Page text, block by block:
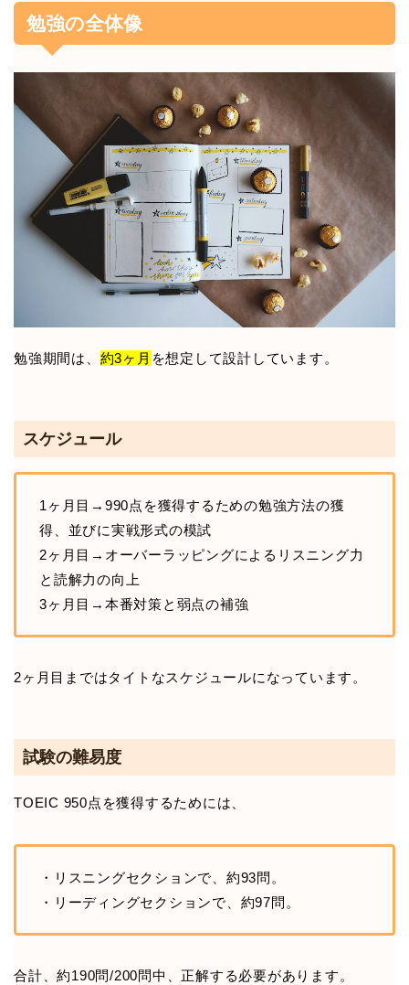
勉強の全体像
勉強期間は、 約3ヶ月 を想定して設計しています。
スケジュール
1ヶ月目→990点を獲得するための勉強方法の獲
得、並びに実戦形式の模試
2ヶ月目→オーバーラッピングによるリスニング力
と読解力の向上
3ヶ月目→本番対策と弱点の補強
2ヶ月目まではタイトなスケジュールになっています。
試験の難易度
TOEIC 950点を獲得するためには、
・リスニングセクションで、約93問。
・リーディングセクションで、約97問。
合計、約190問/200問中、正解する必要があります。